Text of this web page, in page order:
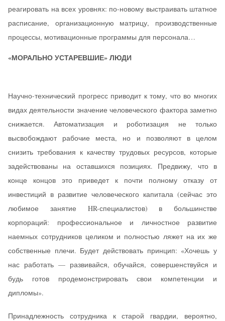
реагировать на всех уровнях: по-новому выстраивать штатное
расписание, организационную матрицу, производственные
процессы, мотивационные программы для персонала…
«МОРАЛЬНО УСТАРЕВШИЕ» ЛЮДИ
Научно-технический прогресс приводит к тому, что во многих
видах деятельности значение человеческого фактора заметно
снижается. Автоматизация и роботизация не только
высвобождают рабочие места, но и позволяют в целом
снизить требования к качеству трудовых ресурсов, которые
задействованы на оставшихся позициях. Предвижу, что в
конце концов это приведет к почти полному отказу от
инвестиций в развитие человеческого капитала (сейчас это
любимое занятие HR-специалистов) в большинстве
корпораций: профессиональное и личностное развитие
наемных сотрудников целиком и полностью ляжет на их же
собственные плечи. Будет действовать принцип: «Хочешь у
нас работать — развивайся, обучайся, совершенствуйся и
будь готов продемонстрировать свои компетенции и
дипломы».
Принадлежность сотрудника к старой гвардии, вероятно,